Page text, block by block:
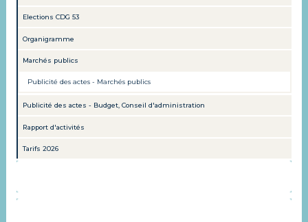
Elections CDG 53
Organigramme
Marchés publics
Publicité des actes - Marchés publics
Publicité des actes - Budget, Conseil d'administration
Rapport d'activités
Tarifs 2026